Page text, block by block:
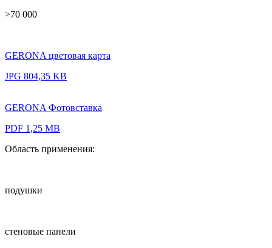
>70 000
GERONA цветовая карта
JPG 804,35 KB
GERONA Фотовставка
PDF 1,25 MB
Область применения:
подушки
стеновые панели